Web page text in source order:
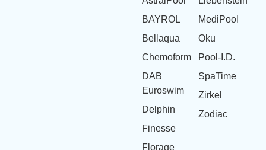
BAYROL
Bellaqua
Chemoform
DAB
Euroswim
Delphin
Finesse
Florage
MediPool
Oku
Pool-I.D.
SpaTime
Zirkel
Zodiac